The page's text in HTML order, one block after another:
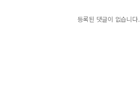
등록된 댓글이 없습니다.